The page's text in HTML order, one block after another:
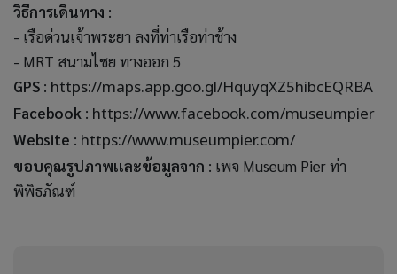
วิธีการเดินทาง :
- เรือด่วนเจ้าพระยา ลงที่ท่าเรือท่าช้าง
- MRT สนามไชย ทางออก 5
GPS : https://maps.app.goo.gl/HquyqXZ5hibcEQRBA
Facebook : https://www.facebook.com/museumpier
Website : https://www.museumpier.com/
ขอบคุณรูปภาพเเละข้อมูลจาก : เพจ Museum Pier ท่า
พิพิธภัณฑ์